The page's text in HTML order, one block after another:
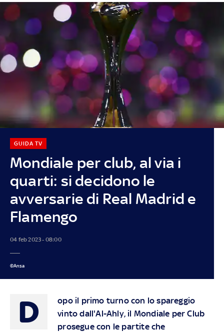
Mondiale per club, al via i
quarti: si decidono le
avversarie di Real Madrid e
Flamengo
GUIDA TV
04 feb 2023 - 08:00
©Ansa
D
opo il primo turno con lo spareggio
vinto dall'Al-Ahly, il Mondiale per Club
prosegue con le partite che